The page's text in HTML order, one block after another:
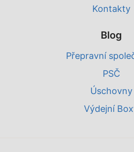
Kontakty
Blog
Přepravní
PSČ
Úschovny
Výdejní